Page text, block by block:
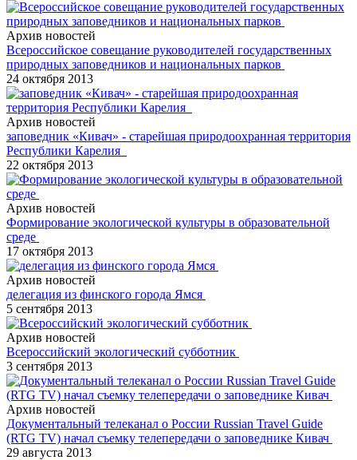
Архив новостей
Всероссийское совещание руководителей государственных
природных заповедников и национальных парков
24 октября 2013
Архив новостей
заповедник «Кивач» - старейшая природоохранная территория
Республики Карелия
22 октября 2013
Архив новостей
Формирование экологической культуры в образовательной
среде
17 октября 2013
Архив новостей
делегация из финского города Ямся
5 сентября 2013
Архив новостей
Всероссийский экологический субботник
3 сентября 2013
Архив новостей
Документальный телеканал о России Russian Travel Guide
(RTG TV) начал съемку телепередачи о заповеднике Кивач
29 августа 2013